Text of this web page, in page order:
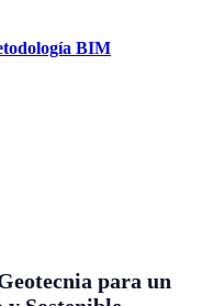
BIM
para un